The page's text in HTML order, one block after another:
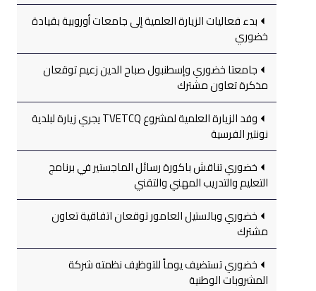
بدء فعاليات الزيارة العلمية إلى جامعات أوروبية بقيادة
خضوري
جامعتا خضوري وإسطنبول صباح الدين زعيم توقعان
مذكرة تعاون مشترك
وفد الزيارة العلمية لمشروع TVETCQ يجري زيارة لبلدية
نونتير الفرسية
خضوري تناقش باكورة رسائل الماجستير في برنامج
التعليم والتدريب المهني والتقني
خضوري وبالستيل العامور توقعان اتفاقية تعاون
مشترك
خضوري تستضيف يوماً للتوظيف نظمته شركة
المشروبات الوطنية